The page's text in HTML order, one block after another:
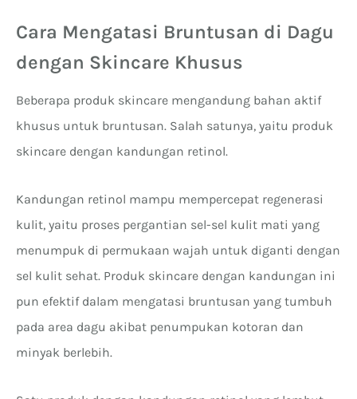
Cara Mengatasi Bruntusan di Dagu
dengan Skincare Khusus
Beberapa produk skincare mengandung bahan aktif
khusus untuk bruntusan. Salah satunya, yaitu produk
skincare dengan kandungan retinol.
Kandungan retinol mampu mempercepat regenerasi
kulit, yaitu proses pergantian sel-sel kulit mati yang
menumpuk di permukaan wajah untuk diganti dengan
sel kulit sehat. Produk skincare dengan kandungan ini
pun efektif dalam mengatasi bruntusan yang tumbuh
pada area dagu akibat penumpukan kotoran dan
minyak berlebih.